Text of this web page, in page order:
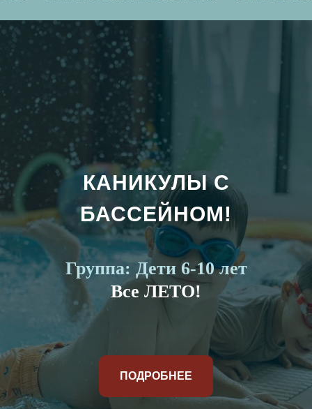
КАНИКУЛЫ С
БАССЕЙНОМ!
Группа: Дети 6-10 лет
Все ЛЕТО!
ПОДРОБНЕЕ